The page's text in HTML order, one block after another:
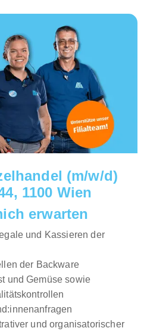
(m/w/d)
1100 Wien
erwarten
und Kassieren der
der Backware
und Gemüse sowie
und organisatorischer